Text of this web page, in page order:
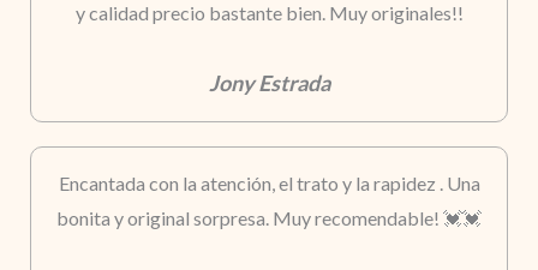
y calidad precio bastante bien. Muy originales!!
Jony Estrada
Encantada con la atención, el trato y la rapidez . Una
bonita y original sorpresa. Muy recomendable! 💓💓